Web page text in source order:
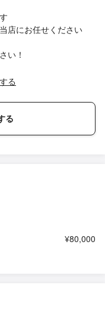
店にお任せください
い！
る
る
¥80,000